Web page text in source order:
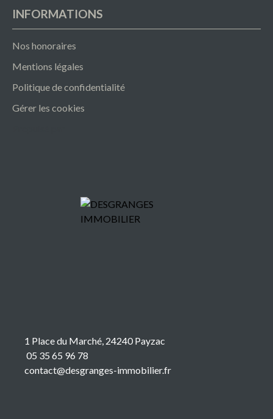
INFORMATIONS
Nos honoraires
Mentions légales
Politique de confidentialité
Gérer les cookies
1 Place du Marché, 24240 Payzac
05 35 65 96 78
contact@desgranges-immobilier.fr